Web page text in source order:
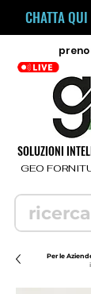
CHATTA QUI
SOLUZIONI
GEO
Per le